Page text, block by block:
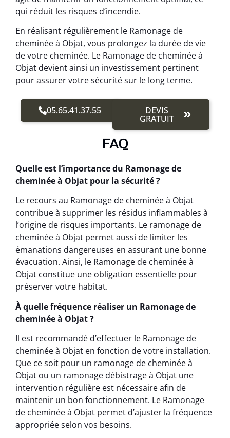
qui réduit les risques d’incendie.
En réalisant régulièrement le Ramonage de
cheminée à Objat, vous prolongez la durée de vie
de votre cheminée. Le Ramonage de cheminée à
Objat devient ainsi un investissement pertinent
pour assurer votre sécurité sur le long terme.
05.65.41.37.55 DEVIS
GRATUIT
FAQ
Quelle est l’importance du Ramonage de
cheminée à Objat pour la sécurité ?
Le recours au Ramonage de cheminée à Objat
contribue à supprimer les résidus inflammables à
l’origine de risques importants. Le ramonage de
cheminée à Objat permet aussi de limiter les
émanations dangereuses en assurant une bonne
évacuation. Ainsi, le Ramonage de cheminée à
Objat constitue une obligation essentielle pour
préserver votre habitat.
À quelle fréquence réaliser un Ramonage de
cheminée à Objat ?
Il est recommandé d’effectuer le Ramonage de
cheminée à Objat en fonction de votre installation.
Que ce soit pour un ramonage de cheminée à
Objat ou un ramonage débistrage à Objat une
intervention régulière est nécessaire afin de
maintenir un bon fonctionnement. Le Ramonage
de cheminée à Objat permet d’ajuster la fréquence
appropriée selon vos besoins.